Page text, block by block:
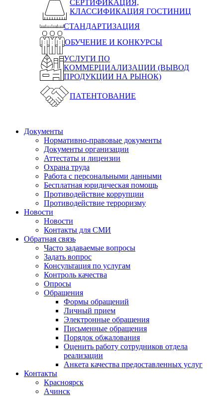
СЕРТИФИКАЦИЯ,
КЛАССИФИКАЦИЯ ГОСТИНИЦ
СТАНДАРТИЗАЦИЯ
ОБУЧЕНИЕ И КОНКУРСЫ
УСЛУГИ ПО
КОММЕРЦИАЛИЗАЦИИ (ВЫВОД
ПРОДУКЦИИ НА РЫНОК)
ПАТЕНТОВАНИЕ
Документы
Нормативно-правовые документы
Документы организации
Аттестаты и лицензии
Охрана труда
Работа с персональными данными
Бесплатная юридическая помощь
Противодействие коррупции
Противодействие терроризму
Новости
Новости
Контакты для СМИ
Обратная связь
Часто задаваемые вопросы
Задать вопрос
Консультация по услугам
Контроль качества
Опросы
Обращения
Формы обращений
Личный прием
Электронные обращения
Письменные обращения
Порядок обжалования
Оценить работу сотрудников отдела
реализации
Анкета качества предоставленных услуг
Контакты
Красноярск
Ачинск